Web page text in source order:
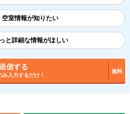
空室情報が知りたい
と詳細な情報がほしい
信する
み入力するだけ！
無料